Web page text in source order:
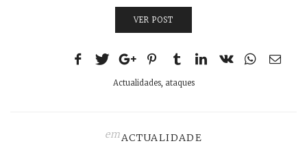
VER POST
Actualidades, ataques
emACTUALIDADE